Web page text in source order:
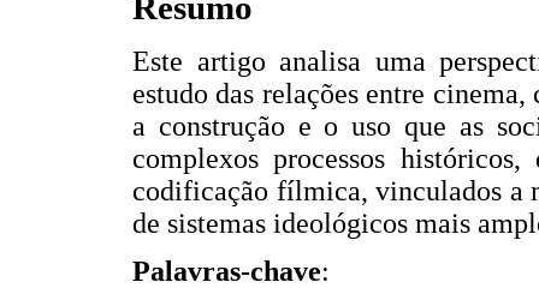
Este artigo analisa uma
estudo das relações entre
a construção e o uso que as
complexos processos
codificação fílmica, vinculados a
de sistemas ideológicos mais
Palavras-chave: